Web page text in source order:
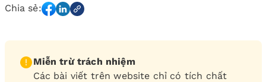
Chia sẻ:
Miễn trừ trách nhiệm
Các bài viết trên website chỉ có tích chất